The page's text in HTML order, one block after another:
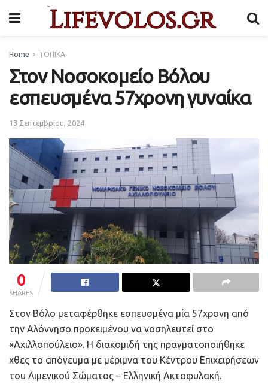
Home ΤΟΠΙΚΑ
Στον Νοσοκομείο Βόλου
εσπευσμένα 57χρονη γυναίκα
13 Σεπτεμβρίου, 2024
0
SHARES
Στον Βόλο μεταφέρθηκε εσπευσμένα μία 57χρονη από
την Αλόννησο προκειμένου να νοσηλευτεί στο
«Αχιλλοπούλειο». Η διακομιδή της πραγματοποιήθηκε
χθες το απόγευμα με μέριμνα του Κέντρου Επιχειρήσεων
του Λιμενικού Σώματος – Ελληνική Ακτοφυλακή.